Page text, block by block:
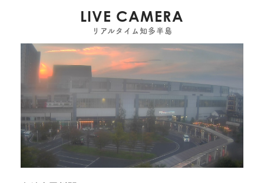
LIVE CAMERA
リアルタイム知多半島